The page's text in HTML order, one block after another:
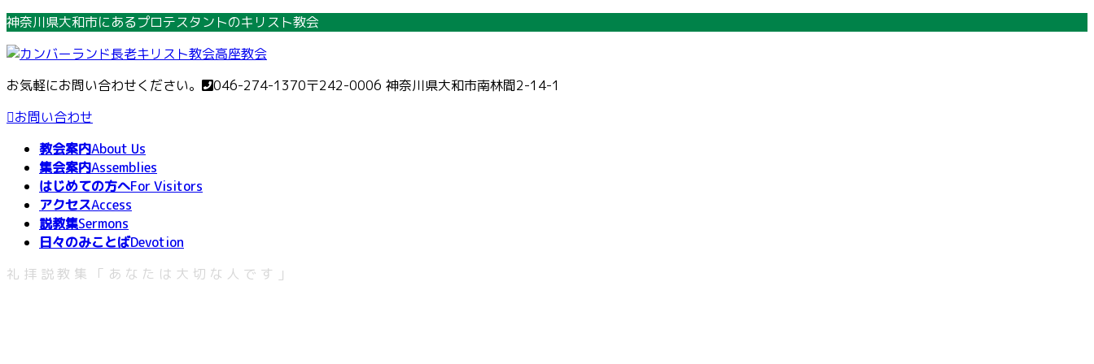
コ
テ
ン
ツ
へ
ナ
ゲ
ー
シ
ョ
神奈川県大和市にあるプロテスタントのキリスト教会
お気軽にお問い合わせください。 046-274-1370〒242-0006 神奈川県大和市南林間2-14-1
お問い合わせ
教会案内About Us
集会案内Assemblies
はじめての方へFor Visitors
アクセスAccess
説教集Sermons
日々のみことばDevotion
礼拝説教集「あなたは大切な人です」